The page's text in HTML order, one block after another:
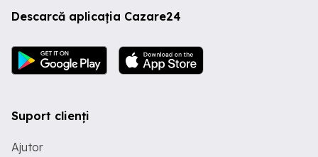
Descarcă aplicația Cazare24
Suport clienți
Ajutor